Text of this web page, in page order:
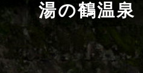
湯の鶴温泉